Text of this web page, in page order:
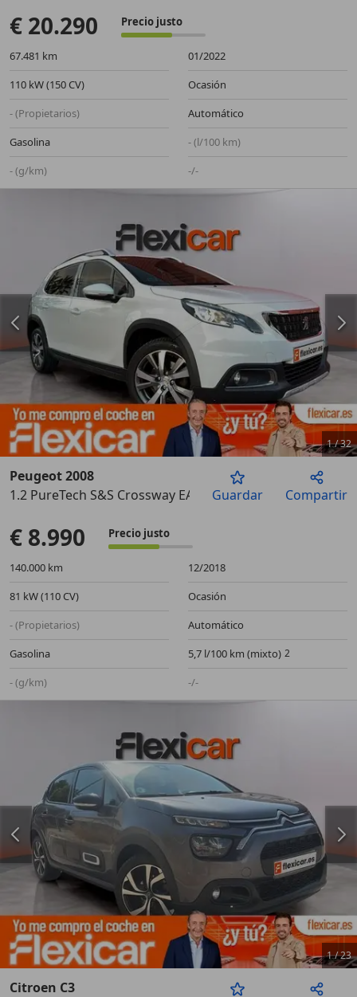
€ 20.290 Precio justo
67.481 km
01/2022
110 kW (150 CV)
Ocasión
- (Propietarios)
Automático
Gasolina
- (l/100 km)
- (g/km)
-/-
Anterior
1/32
Peugeot 2008
1.2 PureTech S&S Crossway EAT6 110Guardar Compartir
€ 8.990 Precio justo
140.000 km
12/2018
81 kW (110 CV)
Ocasión
- (Propietarios)
Automático
Gasolina
5,7 l/100 km (mixto)
- (g/km)
-/-
1/23
Citroen C3